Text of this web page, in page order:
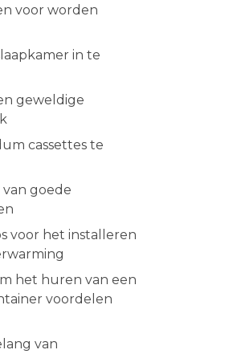
voor worden
in te
geweldige
cassettes te
goede
voor het installeren
het huren van een
voordelen
van